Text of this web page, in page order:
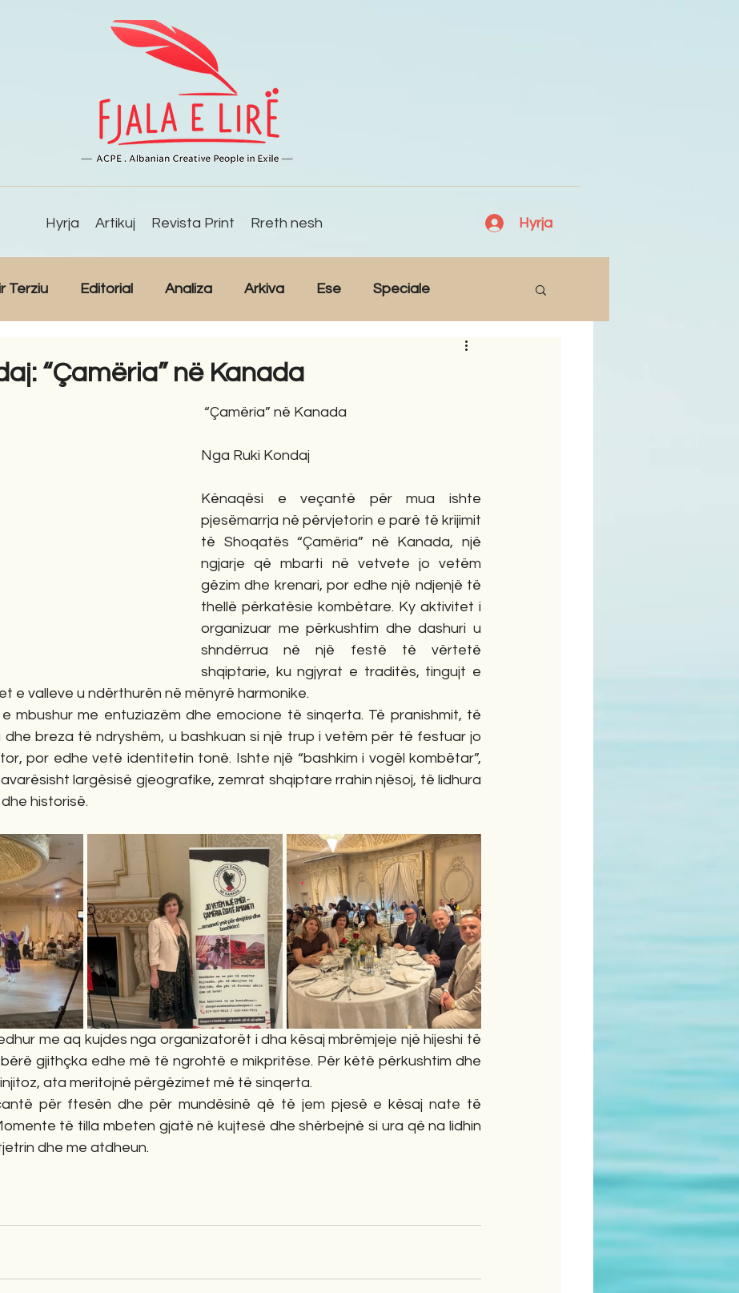
Hyrja Artikuj Revista Print Rreth nesh Hyrja
Terziu Editorial Analiza Arkiva Ese Speciale
Romane English Përkthime
“Çamëria” në Kanada
“Çamëria” në Kanada
Nga Ruki Kondaj
Kënaqësi e veçantë për mua ishte
pjesëmarrja në përvjetorin e parë të krijimit
të Shoqatës “Çamëria” në Kanada, një
ngjarje që mbarti në vetvete jo vetëm
gëzim dhe krenari, por edhe një ndjenjë të
thellë përkatësie kombëtare. Ky aktivitet i
organizuar me përkushtim dhe dashuri u
shndërrua në një festë të vërtetë
shqiptarie, ku ngjyrat e traditës, tingujt e
e valleve u ndërthurën në mënyrë harmonike.
mbushur me entuziazëm dhe emocione të sinqerta. Të pranishmit, të
breza të ndryshëm, u bashkuan si një trup i vetëm për të festuar jo
por edhe vetë identitetin tonë. Ishte një “bashkim i vogël kombëtar”,
largësisë gjeografike, zemrat shqiptare rrahin njësoj, të lidhura
historisë.
me aq kujdes nga organizatorët i dha kësaj mbrëmjeje një hijeshi të
gjithçka edhe më të ngrohtë e mikpritëse. Për këtë përkushtim dhe
ata meritojnë përgëzimet më të sinqerta.
për ftesën dhe për mundësinë që të jem pjesë e kësaj nate të
të tilla mbeten gjatë në kujtesë dhe shërbejnë si ura që na lidhin
dhe me atdheun.